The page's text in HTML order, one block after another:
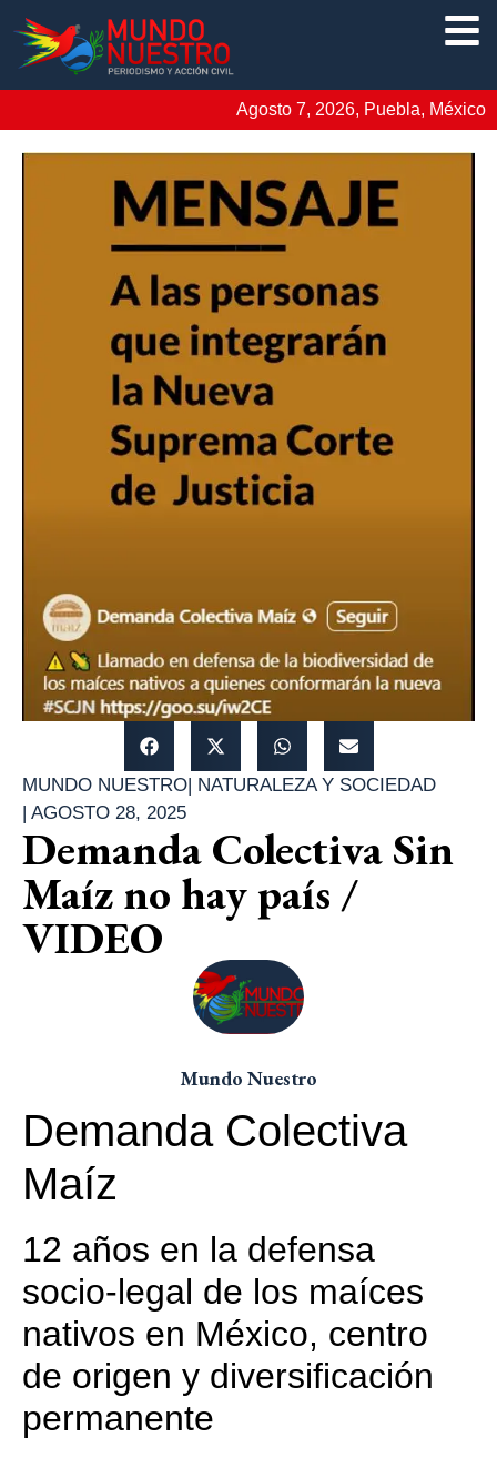
Agosto 7, 2026, Puebla, México
MUNDO NUESTRO| NATURALEZA Y SOCIEDAD
| AGOSTO 28, 2025
Demanda Colectiva Sin
Maíz no hay país /
VIDEO
Mundo Nuestro
Demanda Colectiva
Maíz
12 años en la defensa
socio-legal de los maíces
nativos en México, centro
de origen y diversificación
permanente